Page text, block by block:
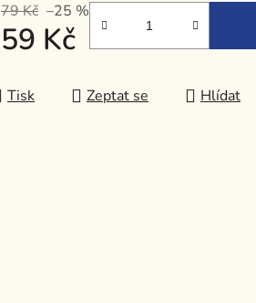
79 Kč –25 %
59 Kč
Tisk Zeptat se Hlídat